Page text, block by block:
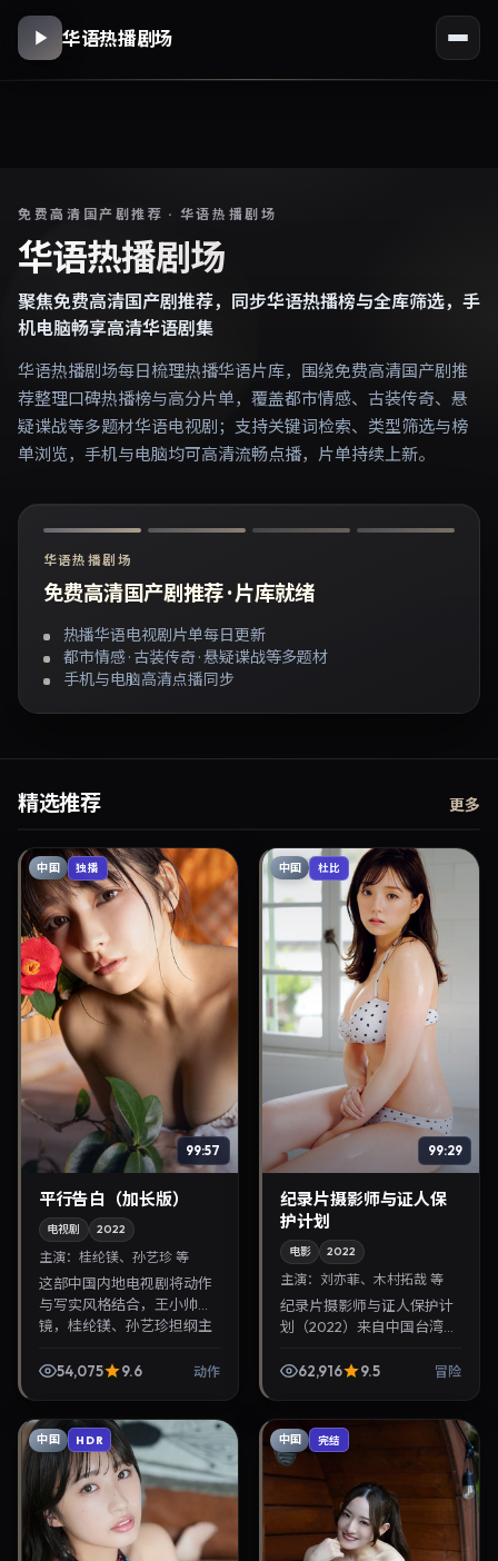
华语热播剧场
免费高清国产剧推荐 · 华语热播剧场
华语热播剧场
聚焦免费高清国产剧推荐，同步华语热播榜与全库筛选，手
机电脑畅享高清华语剧集
华语热播剧场每日梳理热播华语片库，围绕免费高清国产剧推
荐整理口碑热播榜与高分片单，覆盖都市情感、古装传奇、悬
疑谍战等多题材华语电视剧；支持关键词检索、类型筛选与榜
单浏览，手机与电脑均可高清流畅点播，片单持续上新。
华语热播剧场
免费高清国产剧推荐 · 片库就绪
热播华语电视剧片单每日更新
都市情感 · 古装传奇 · 悬疑谍战等多题材
手机与电脑高清点播同步
精选推荐 更多
中国 独播
99:57
平行告白（加长版）
电视剧 2022
主演： 桂纶镁、孙艺珍 等
这部中国内地电视剧将动作
与写实风格结合，王小帅掌
镜，桂纶镁、孙艺珍担纲主
面，对白精炼，适合晚间沉
54,075 9.6 动作
中国 杜比
99:29
纪录片摄影师与证人保
护计划
电影 2022
主演：刘亦菲、木村拓哉 等
纪录片摄影师与证人保护计
划（2022）来自中国台湾，
刘亦菲、木村拓哉等参与演
62,916 9.5 冒险
中国 HDR 中国 完结